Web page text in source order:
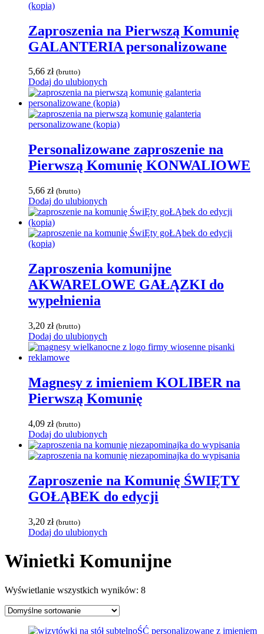
Zaproszenia na Pierwszą Komunię
GALANTERIA personalizowane
5,66 zł (brutto)
Dodaj do ulubionych
Personalizowane zaproszenie na
Pierwszą Komunię KONWALIOWE
5,66 zł (brutto)
Dodaj do ulubionych
Zaproszenia komunijne
AKWARELOWE GAŁĄZKI do
wypełnienia
3,20 zł (brutto)
Dodaj do ulubionych
Magnesy z imieniem KOLIBER na
Pierwszą Komunię
4,09 zł (brutto)
Dodaj do ulubionych
Zaproszenie na Komunię ŚWIĘTY
GOŁĄBEK do edycji
3,20 zł (brutto)
Dodaj do ulubionych
Winietki Komunijne
Wyświetlanie wszystkich wyników: 8